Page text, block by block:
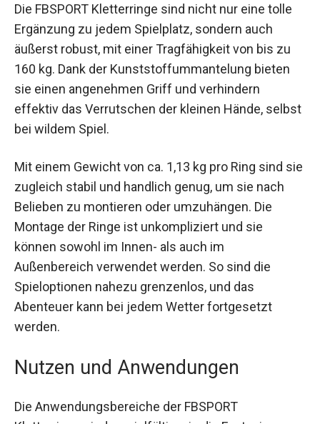
Die FBSPORT Kletterringe sind nicht nur eine tolle
Ergänzung zu jedem Spielplatz, sondern auch
äußerst robust, mit einer Tragfähigkeit von bis zu
160 kg. Dank der Kunststoffummantelung bieten
sie einen angenehmen Griff und verhindern
effektiv das Verrutschen der kleinen Hände,
selbst bei wildem Spiel.
Mit einem Gewicht von ca. 1,13 kg pro Ring sind
sie zugleich stabil und handlich genug, um sie
nach Belieben zu montieren oder umzuhängen.
Die Montage der Ringe ist unkompliziert und sie
können sowohl im Innen- als auch im
Außenbereich verwendet werden. So sind die
Spieloptionen nahezu grenzenlos, und das
Abenteuer kann bei jedem Wetter fortgesetzt
werden.
Nutzen und Anwendungen
Die Anwendungsbereiche der FBSPORT